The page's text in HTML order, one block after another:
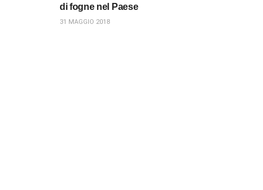
di fogne nel Paese
31 MAGGIO 2018